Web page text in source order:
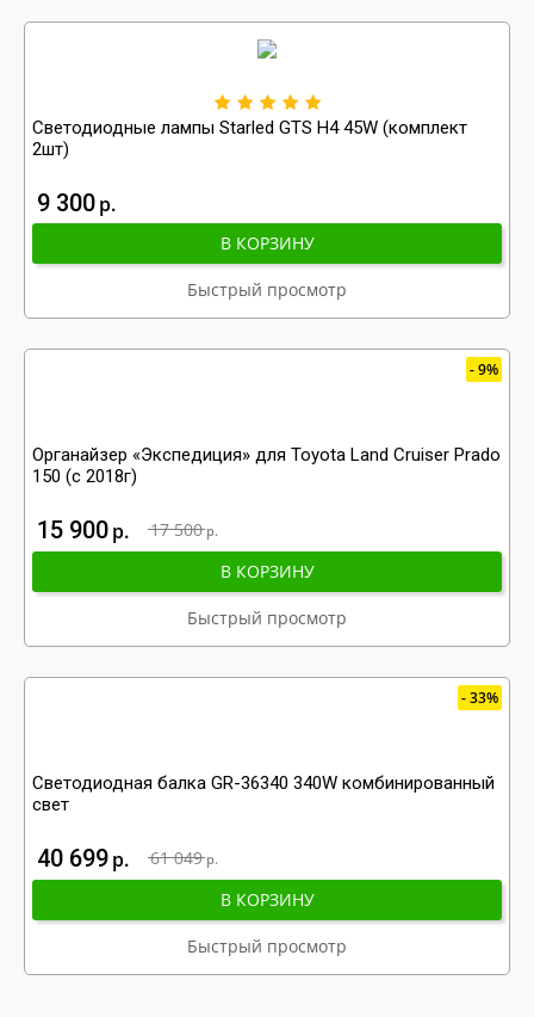
Светодиодные лампы Starled GTS H4 45W (комплект
2шт)
9 300р
В КОРЗИНУ
Быстрый просмотр
9%
Органайзер «Экспедиция» для Toyota Land Cruiser Prado
150 (с 2018г)
17 500 р
15 900р
В КОРЗИНУ
Быстрый просмотр
33%
Светодиодная балка GR-36340 340W комбинированный
свет
61 049 р
40 699р
В КОРЗИНУ
Быстрый просмотр